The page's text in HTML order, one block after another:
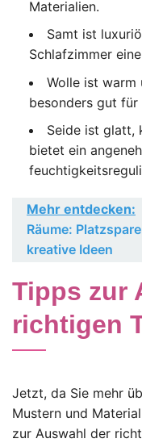
Materialien.
Samt ist
Schlafzimmer
Wolle ist warm
besonders gut
Seide ist glatt,
bietet ein
Mehr entdecken:
Räume:
kreative Ideen
Tipps zur
richtigen
Jetzt, da Sie mehr
Mustern und
zur Auswahl der